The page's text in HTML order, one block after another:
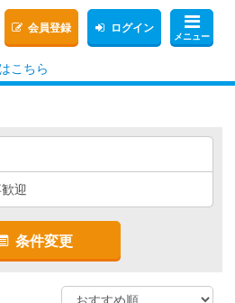
メニュー
会員登録 ログイン
こちら
迎
条件変更